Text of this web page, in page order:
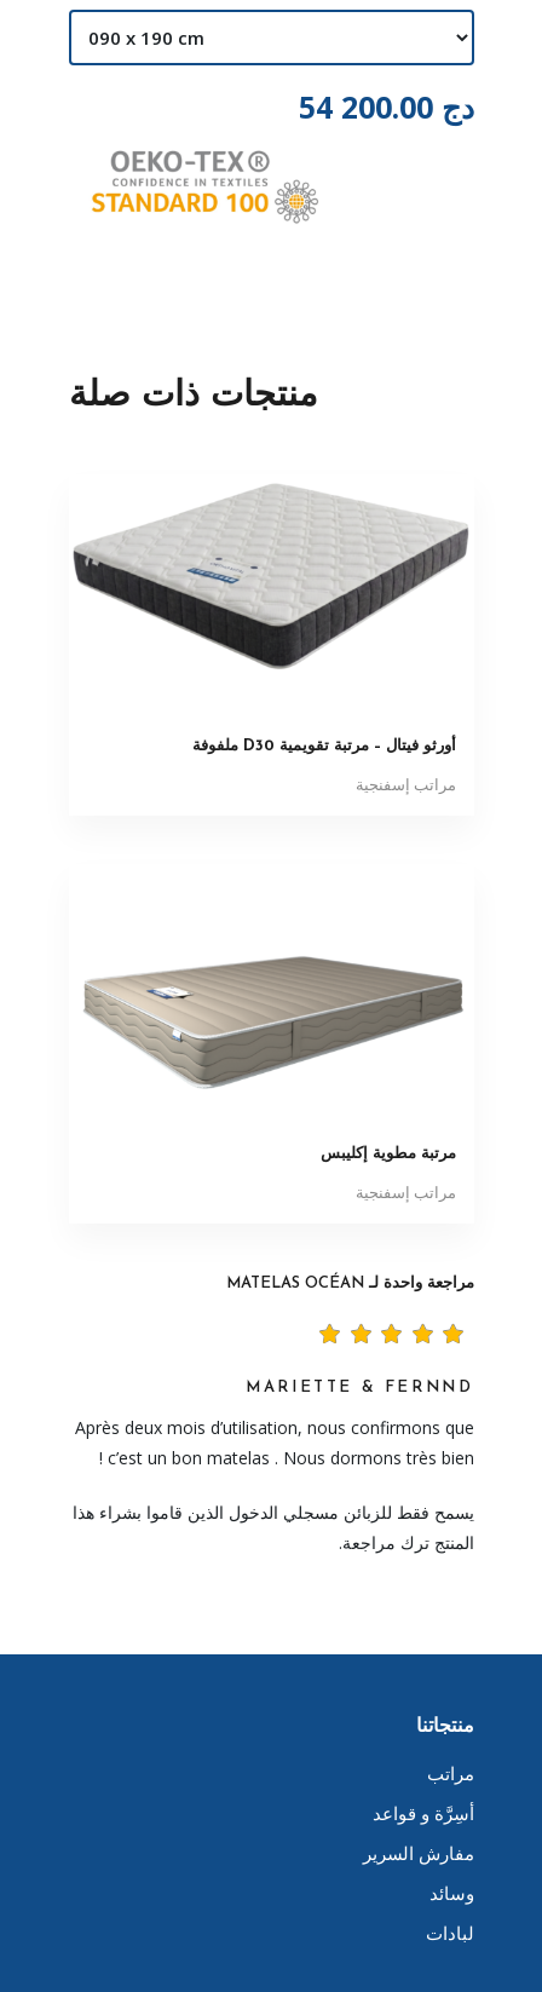
54 200.00 دج
منتجات ذات صلة
أورثو فيتال – مرتبة تقويمية D30 ملفوفة
مراتب إسفنجية
مرتبة مطوية إكليبس
مراتب إسفنجية
مراجعة واحدة لـ MATELAS OCÉAN
MARIETTE & FERNND
Après deux mois d’utilisation, nous confirmons que
c’est un bon matelas . Nous dormons très bien !
يسمح فقط للزبائن مسجلي الدخول الذين قاموا بشراء هذا
المنتج ترك مراجعة.
منتجاتنا
مراتب
أسِرَّة و قواعد
مفارش السرير
وسائد
لبادات